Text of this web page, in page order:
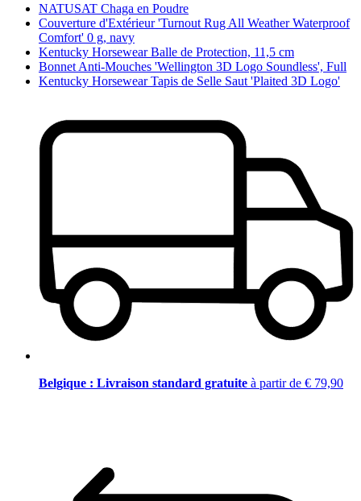
NATUSAT Chaga en Poudre
Couverture d'Extérieur 'Turnout Rug All Weather Waterproof
Comfort' 0 g, navy
Kentucky Horsewear Balle de Protection, 11,5 cm
Bonnet Anti-Mouches 'Wellington 3D Logo Soundless', Full
Kentucky Horsewear Tapis de Selle Saut 'Plaited 3D Logo'
Belgique : Livraison standard gratuite à partir de € 79,90